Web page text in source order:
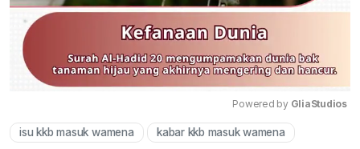
Mute
Powered by GliaStudios
isu kkb masuk wamena kabar kkb masuk wamena